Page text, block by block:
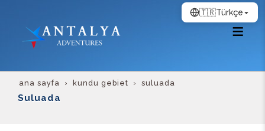
ana sayfa kundu gebiet suluada
Suluada
🇹🇷Türkçe